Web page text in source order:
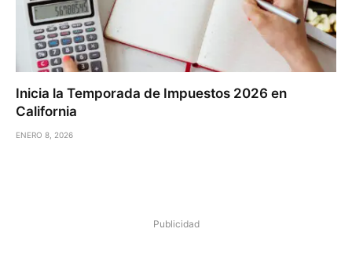
Inicia la Temporada de Impuestos 2026 en
California
ENERO 8, 2026
Publicidad